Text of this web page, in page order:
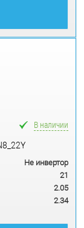
В наличии
Не инвертор
21
2.05
2.34